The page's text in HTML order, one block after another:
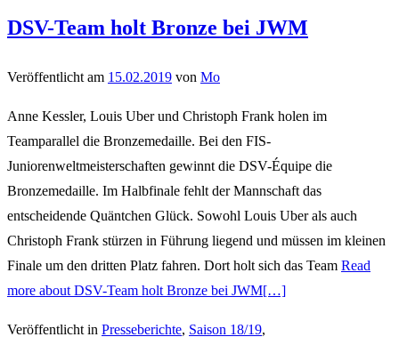
DSV-Team holt Bronze bei JWM
Veröffentlicht am 15.02.2019 von Mo
Anne Kessler, Louis Uber und Christoph Frank holen im
Teamparallel die Bronzemedaille. Bei den FIS-
Juniorenweltmeisterschaften gewinnt die DSV-Équipe die
Bronzemedaille. Im Halbfinale fehlt der Mannschaft das
entscheidende Quäntchen Glück. Sowohl Louis Uber als auch
Christoph Frank stürzen in Führung liegend und müssen im kleinen
Finale um den dritten Platz fahren. Dort holt sich das Team Read
more about DSV-Team holt Bronze bei JWM[…]
Veröffentlicht in Presseberichte, Saison 18/19,